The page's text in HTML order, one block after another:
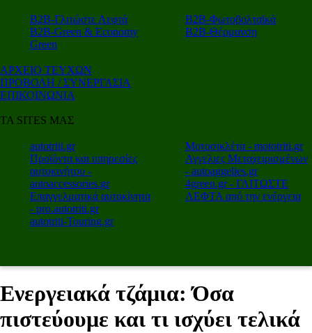
Β2Β-Γλιτώστε Λεφτά
Β2Β-Green & Economy
Green
Β2Β-Φωτοβολταϊκά
Β2Β-Θέρμανση
ΑΡΧΕΙΟ ΤΕΥΧΩΝ
ΠΡΟΒΟΛΗ / ΣΥΝΕΡΓΑΣΙΑ
ΕΠΙΚΟΙΝΩΝΙΑ
ΤΑ SITES ΜΑΣ
autotriti.gr
Προϊόντα και υπηρεσίες
αυτοκινήτου -
autoaccessories.gr
Επαγγελματικά αυτοκίνητα
- pro.autotriti.gr
autotriti-Touring.gr
Μοτοσικλέτα - mototriti.gr
Αγγελιες Μεταχειρισμένων
- autoaggelies.gr
4green.gr - ΓΛΙΤΩΣΤΕ
ΛΕΦΤΑ από την ενέργεια
Ενεργειακά τζάμια: Όσα
πιστεύουμε και τι ισχύει τελικά